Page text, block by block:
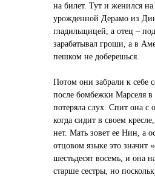
на билет. Тут и женился
урожденной Дерамо из
гладильщицей, а отец –
зарабатывал гроши, а в
пешком не доберешься.
Потом они забрали к себе
после бомбежки Марселя в
потеряла слух. Спит она с
когда сидит в своем
нет. Мать зовет ее Нин, а
отцовом языке это значит
шестьдесят восемь, и она
старше сестры, но